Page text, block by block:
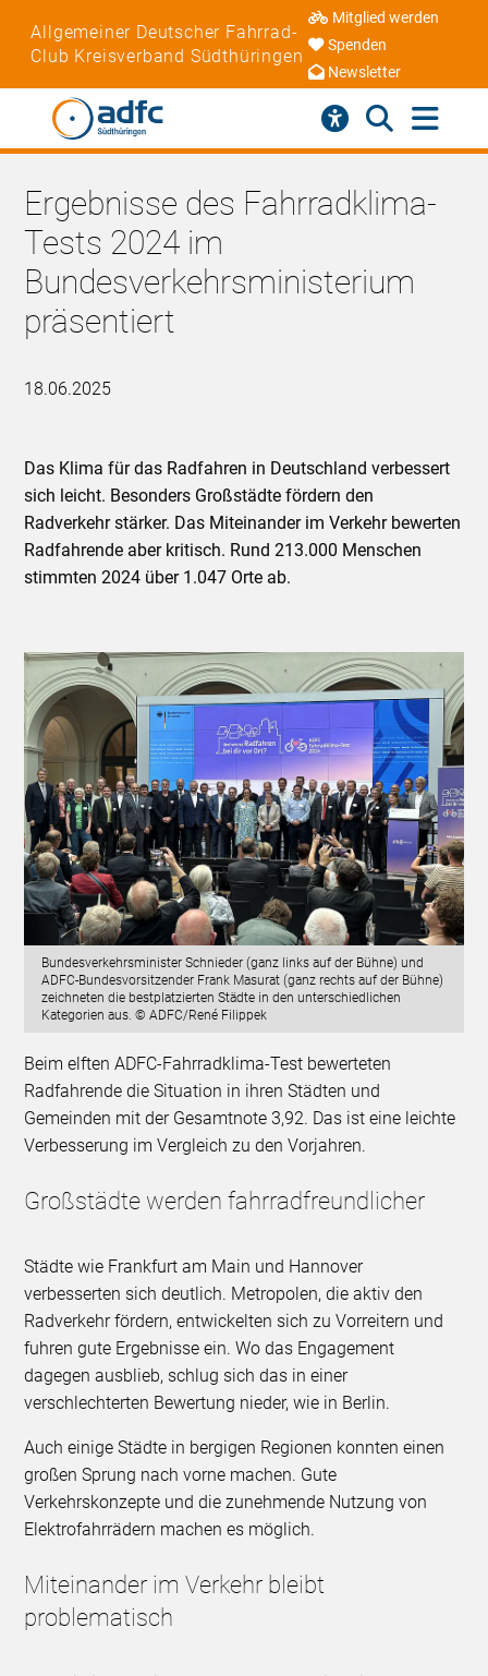
Allgemeiner Deutscher Fahrrad-
Club Kreisverband Südthüringen
Mitglied werden
Spenden
Newsletter
Ergebnisse des Fahrradklima-
Tests 2024 im
Bundesverkehrsministerium
präsentiert
18.06.2025
Das Klima für das Radfahren in Deutschland verbessert
sich leicht. Besonders Großstädte fördern den
Radverkehr stärker. Das Miteinander im Verkehr bewerten
Radfahrende aber kritisch. Rund 213.000 Menschen
stimmten 2024 über 1.047 Orte ab.
Bundesverkehrsminister Schnieder (ganz links auf der Bühne) und
ADFC-Bundesvorsitzender Frank Masurat (ganz rechts auf der Bühne)
zeichneten die bestplatzierten Städte in den unterschiedlichen
Kategorien aus. © ADFC/René Filippek
Beim elften ADFC-Fahrradklima-Test bewerteten
Radfahrende die Situation in ihren Städten und
Gemeinden mit der Gesamtnote 3,92. Das ist eine leichte
Verbesserung im Vergleich zu den Vorjahren.
Großstädte werden fahrradfreundlicher
Städte wie Frankfurt am Main und Hannover
verbesserten sich deutlich. Metropolen, die aktiv den
Radverkehr fördern, entwickelten sich zu Vorreitern und
fuhren gute Ergebnisse ein. Wo das Engagement
dagegen ausblieb, schlug sich das in einer
verschlechterten Bewertung nieder, wie in Berlin.
Auch einige Städte in bergigen Regionen konnten einen
großen Sprung nach vorne machen. Gute
Verkehrskonzepte und die zunehmende Nutzung von
Elektrofahrrädern machen es möglich.
Miteinander im Verkehr bleibt
problematisch